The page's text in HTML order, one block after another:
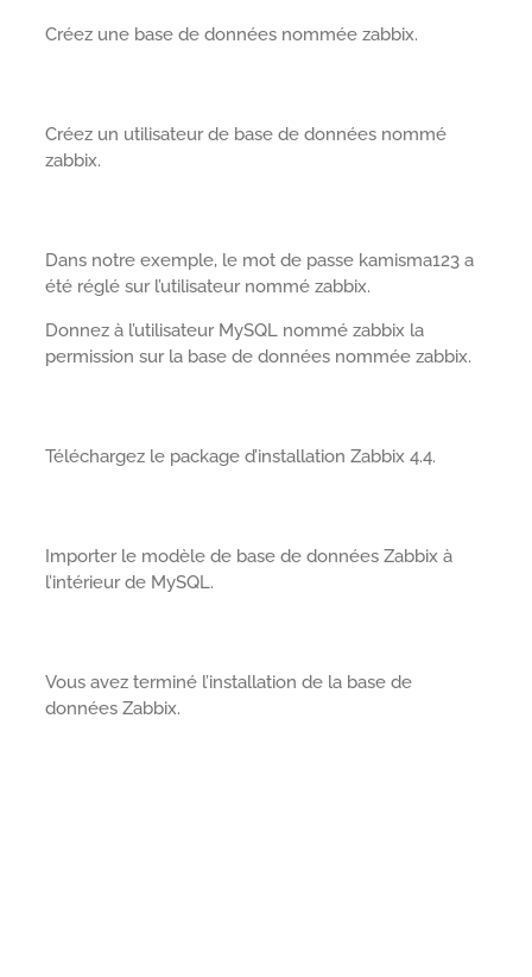
Créez une base de données nommée zabbix.
Créez un utilisateur de base de données nommé
zabbix.
Dans notre exemple, le mot de passe kamisma123 a
été réglé sur l’utilisateur nommé zabbix.
Donnez à l’utilisateur MySQL nommé zabbix la
permission sur la base de données nommée zabbix.
Téléchargez le package d’installation Zabbix 4.4.
Importer le modèle de base de données Zabbix à
l’intérieur de MySQL.
Vous avez terminé l’installation de la base de
données Zabbix.